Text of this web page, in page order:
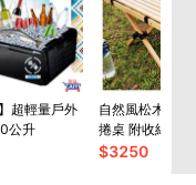
超輕量戶外
公升
自然風松木120
捲桌 附收納袋
$3250